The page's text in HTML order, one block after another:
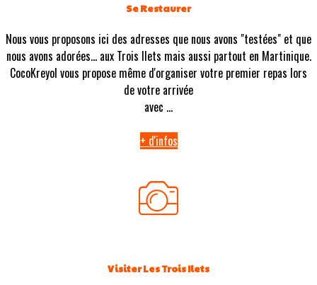
Se Restaurer
Nous vous proposons ici des adresses que nous avons "testées" et que
nous avons adorées... aux Trois Ilets mais aussi partout en Martinique.
CocoKreyol vous propose même d'organiser votre premier repas lors
de votre arrivée
avec ...
+ d'infos
Visiter Les Trois Ilets